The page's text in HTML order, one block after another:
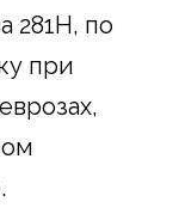
281Н, по
при